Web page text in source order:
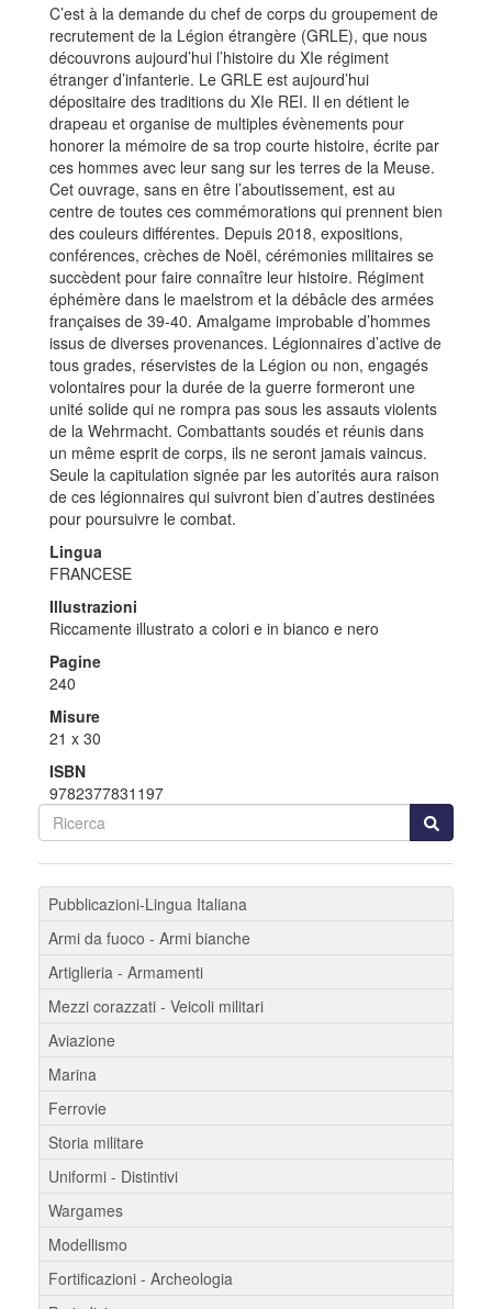
C’est à la demande du chef de corps du groupement de
recrutement de la Légion étrangère (GRLE), que nous
découvrons aujourd’hui l’histoire du XIe régiment
étranger d’infanterie. Le GRLE est aujourd’hui
dépositaire des traditions du XIe REI. Il en détient le
drapeau et organise de multiples évènements pour
honorer la mémoire de sa trop courte histoire, écrite par
ces hommes avec leur sang sur les terres de la Meuse.
Cet ouvrage, sans en être l’aboutissement, est au
centre de toutes ces commémorations qui prennent bien
des couleurs différentes. Depuis 2018, expositions,
conférences, crèches de Noël, cérémonies militaires se
succèdent pour faire connaître leur histoire. Régiment
éphémère dans le maelstrom et la débâcle des armées
françaises de 39-40. Amalgame improbable d’hommes
issus de diverses provenances. Légionnaires d’active de
tous grades, réservistes de la Légion ou non, engagés
volontaires pour la durée de la guerre formeront une
unité solide qui ne rompra pas sous les assauts violents
de la Wehrmacht. Combattants soudés et réunis dans
un même esprit de corps, ils ne seront jamais vaincus.
Seule la capitulation signée par les autorités aura raison
de ces légionnaires qui suivront bien d’autres destinées
pour poursuivre le combat.
Lingua
FRANCESE
Illustrazioni
Riccamente illustrato a colori e in bianco e nero
Pagine
240
Misure
21 x 30
ISBN
9782377831197
Pubblicazioni-Lingua Italiana
Armi da fuoco - Armi bianche
Artiglieria - Armamenti
Mezzi corazzati - Veicoli militari
Aviazione
Marina
Ferrovie
Storia militare
Uniformi - Distintivi
Wargames
Modellismo
Fortificazioni - Archeologia